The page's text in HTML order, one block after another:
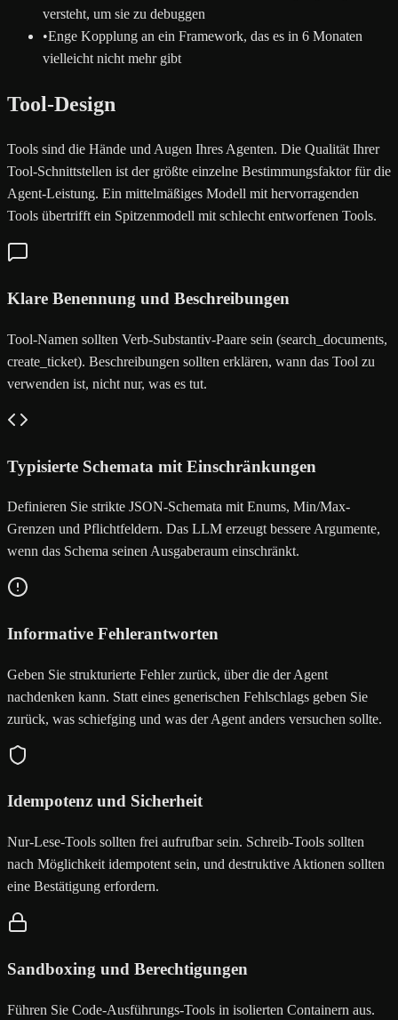
versteht, um sie zu debuggen
•Enge Kopplung an ein Framework, das es in 6 Monaten
vielleicht nicht mehr gibt
Tool-Design
Tools sind die Hände und Augen Ihres Agenten. Die Qualität Ihrer
Tool-Schnittstellen ist der größte einzelne Bestimmungsfaktor für die
Agent-Leistung. Ein mittelmäßiges Modell mit hervorragenden
Tools übertrifft ein Spitzenmodell mit schlecht entworfenen Tools.
Klare Benennung und Beschreibungen
Tool-Namen sollten Verb-Substantiv-Paare sein (search_documents,
create_ticket). Beschreibungen sollten erklären, wann das Tool zu
verwenden ist, nicht nur, was es tut.
Typisierte Schemata mit Einschränkungen
Definieren Sie strikte JSON-Schemata mit Enums, Min/Max-
Grenzen und Pflichtfeldern. Das LLM erzeugt bessere Argumente,
wenn das Schema seinen Ausgaberaum einschränkt.
Informative Fehlerantworten
Geben Sie strukturierte Fehler zurück, über die der Agent
nachdenken kann. Statt eines generischen Fehlschlags geben Sie
zurück, was schiefging und was der Agent anders versuchen sollte.
Idempotenz und Sicherheit
Nur-Lese-Tools sollten frei aufrufbar sein. Schreib-Tools sollten
nach Möglichkeit idempotent sein, und destruktive Aktionen sollten
eine Bestätigung erfordern.
Sandboxing und Berechtigungen
Führen Sie Code-Ausführungs-Tools in isolierten Containern aus.